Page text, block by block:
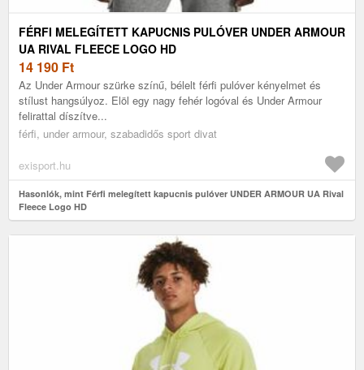
FÉRFI MELEGÍTETT KAPUCNIS PULÓVER UNDER ARMOUR
UA RIVAL FLEECE LOGO HD
14 190 Ft
Az Under Armour szürke színű, bélelt férfi pulóver kényelmet és
stílust hangsúlyoz. Elöl egy nagy fehér logóval és Under Armour
felirattal díszítve...
férfi, under armour, szabadidős sport divat
exisport.hu
Hasonlók, mint Férfi melegített kapucnis pulóver UNDER ARMOUR UA Rival
Fleece Logo HD